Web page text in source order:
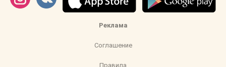
Реклама
Соглашение
Правила